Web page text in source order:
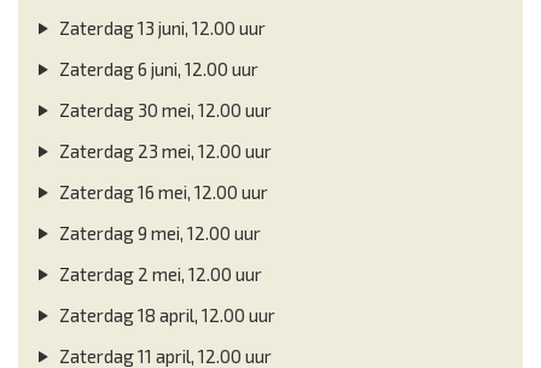
Zaterdag 13 juni, 12.00 uur
Zaterdag 6 juni, 12.00 uur
Zaterdag 30 mei, 12.00 uur
Zaterdag 23 mei, 12.00 uur
Zaterdag 16 mei, 12.00 uur
Zaterdag 9 mei, 12.00 uur
Zaterdag 2 mei, 12.00 uur
Zaterdag 18 april, 12.00 uur
Zaterdag 11 april, 12.00 uur